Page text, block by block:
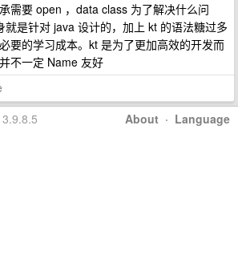
需要 open ，data class 为了解决什么问
就是针对 java 设计的，加上 kt 的语法糖过多
要的学习成本。kt 是为了更加高效的开发而
不一定 Name 友好
About · Language